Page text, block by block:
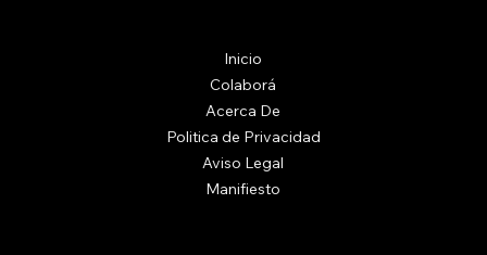
Inicio
Colaborá
Acerca De
Politica de Privacidad
Aviso Legal
Manifiesto